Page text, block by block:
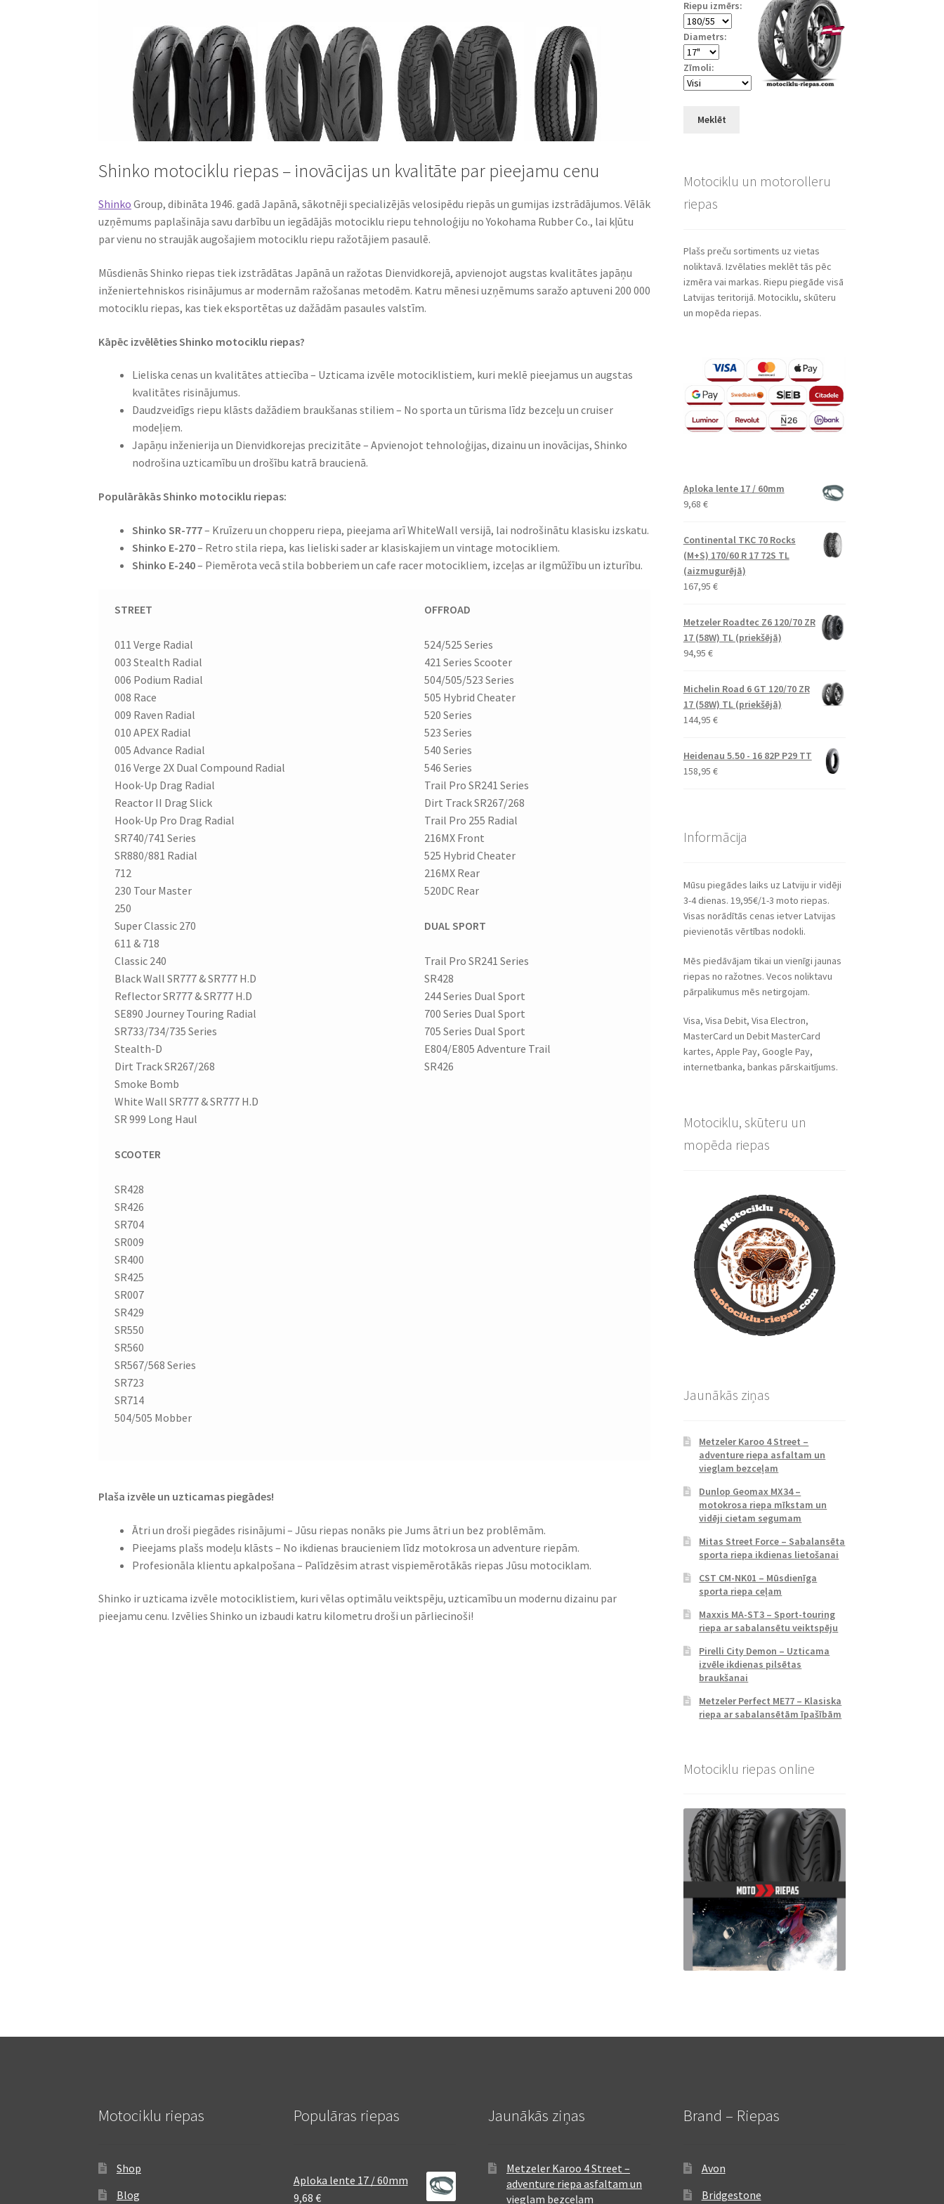
Shinko motociklu riepas – inovācijas un kvalitāte par pieejamu cenu
Shinko Group, dibināta 1946. gadā Japānā, sākotnēji specializējās velosipēdu riepās un gumijas izstrādājumos. Vēlāk
uzņēmums paplašināja savu darbību un iegādājās motociklu riepu tehnoloģiju no Yokohama Rubber Co., lai kļūtu
par vienu no straujāk augošajiem motociklu riepu ražotājiem pasaulē.
Mūsdienās Shinko riepas tiek izstrādātas Japānā un ražotas Dienvidkorejā, apvienojot augstas kvalitātes japāņu
inženiertehniskos risinājumus ar modernām ražošanas metodēm. Katru mēnesi uzņēmums saražo aptuveni 200 000
motociklu riepas, kas tiek eksportētas uz dažādām pasaules valstīm.
Kāpēc izvēlēties Shinko motociklu riepas?
Lieliska cenas un kvalitātes attiecība – Uzticama izvēle motociklistiem, kuri meklē pieejamus un augstas
kvalitātes risinājumus.
Daudzveidīgs riepu klāsts dažādiem braukšanas stiliem – No sporta un tūrisma līdz bezceļu un cruiser
modeļiem.
Japāņu inženierija un Dienvidkorejas precizitāte – Apvienojot tehnoloģijas, dizainu un inovācijas, Shinko
nodrošina uzticamību un drošību katrā braucienā.
Populārākās Shinko motociklu riepas:
Shinko SR-777– Kruīzeru un chopperu riepa, pieejama arī WhiteWall versijā, lai nodrošinātu klasisku izskatu.
Shinko E-270– Retro stila riepa, kas lieliski sader ar klasiskajiem un vintage motocikliem.
Shinko E-240– Piemērota vecā stila bobberiem un cafe racer motocikliem, izceļas ar ilgmūžību un izturību.
STREET
011 Verge Radial
003 Stealth Radial
006 Podium Radial
008 Race
009 Raven Radial
010 APEX Radial
005 Advance Radial
016 Verge 2X Dual Compound Radial
Hook-Up Drag Radial
Reactor II Drag Slick
Hook-Up Pro Drag Radial
SR740/741 Series
SR880/881 Radial
712
230 Tour Master
250
Super Classic 270
611 & 718
Classic 240
Black Wall SR777 & SR777 H.D
Reflector SR777 & SR777 H.D
SE890 Journey Touring Radial
SR733/734/735 Series
Stealth-D
Dirt Track SR267/268
Smoke Bomb
White Wall SR777 & SR777 H.D
SR 999 Long Haul
SCOOTER
SR428
SR426
SR704
SR009
SR400
SR425
SR007
SR429
SR550
SR560
SR567/568 Series
SR723
SR714
504/505 Mobber
OFFROAD
524/525 Series
421 Series Scooter
504/505/523 Series
505 Hybrid Cheater
520 Series
523 Series
540 Series
546 Series
Trail Pro SR241 Series
Dirt Track SR267/268
Trail Pro 255 Radial
216MX Front
525 Hybrid Cheater
216MX Rear
520DC Rear
DUAL SPORT
Trail Pro SR241 Series
SR428
244 Series Dual Sport
700 Series Dual Sport
705 Series Dual Sport
E804/E805 Adventure Trail
SR426
Plaša izvēle un uzticamas piegādes!
Ātri un droši piegādes risinājumi – Jūsu riepas nonāks pie Jums ātri un bez problēmām.
Pieejams plašs modeļu klāsts – No ikdienas braucieniem līdz motokrosa un adventure riepām.
Profesionāla klientu apkalpošana – Palīdzēsim atrast vispiemērotākās riepas Jūsu motociklam.
Shinko ir uzticama izvēle motociklistiem, kuri vēlas optimālu veiktspēju, uzticamību un modernu dizainu par
pieejamu cenu. Izvēlies Shinko un izbaudi katru kilometru droši un pārliecinoši!
Riepu izmērs:
Diametrs:
Zīmoli:
Meklēt
Motociklu un motorolleru
riepas
Plašs preču sortiments uz vietas
noliktavā. Izvēlaties meklēt tās pēc
izmēra vai markas. Riepu piegāde visā
Latvijas teritorijā. Motociklu, skūteru
un mopēda riepas.
Aploka lente 17 / 60mm
9,68 €
Continental TKC 70 Rocks
(M+S) 170/60 R 17 72S TL
(aizmugurējā)
167,95 €
Metzeler Roadtec Z6 120/70 ZR
17 (58W) TL (priekšējā)
94,95 €
Michelin Road 6 GT 120/70 ZR
17 (58W) TL (priekšējā)
144,95 €
Heidenau 5.50 - 16 82P P29 TT
158,95 €
Informācija
Mūsu piegādes laiks uz Latviju ir vidēji
3-4 dienas. 19,95€/1-3 moto riepas.
Visas norādītās cenas ietver Latvijas
pievienotās vērtības nodokli.
Mēs piedāvājam tikai un vienīgi jaunas
riepas no ražotnes. Vecos noliktavu
pārpalikumus mēs netirgojam.
Visa, Visa Debit, Visa Electron,
MasterCard un Debit MasterCard
kartes, Apple Pay, Google Pay,
internetbanka, bankas pārskaitījums.
Motociklu, skūteru un
mopēda riepas
Jaunākās ziņas
Metzeler Karoo 4 Street –
adventure riepa asfaltam un
vieglam bezceļam
Dunlop Geomax MX34 –
motokrosa riepa mīkstam un
vidēji cietam segumam
Mitas Street Force – Sabalansēta
sporta riepa ikdienas lietošanai
CST CM-NK01 – Mūsdienīga
sporta riepa ceļam
Maxxis MA-ST3 – Sport-touring
riepa ar sabalansētu veiktspēju
Pirelli City Demon – Uzticama
izvēle ikdienas pilsētas
braukšanai
Metzeler Perfect ME77 – Klasiska
riepa ar sabalansētām īpašībām
Motociklu riepas online
Motociklu riepas
Shop
Blog
Populāras riepas
Aploka lente 17 / 60mm
9,68 €
Jaunākās ziņas
Metzeler Karoo 4 Street –
adventure riepa asfaltam un
vieglam bezceļam
Brand – Riepas
Avon
Bridgestone